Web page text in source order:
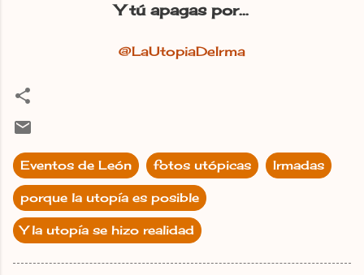
Y tú apagas por...
@LaUtopiaDeIrma
Eventos de León fotos utópicas Irmadas
porque la utopía es posible
Y la utopía se hizo realidad